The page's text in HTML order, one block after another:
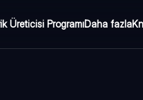
Üreticisi ProgramıDaha fazla